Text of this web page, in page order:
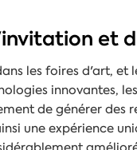
et
les foires d'art,
innovantes,
de générer des
une expérience